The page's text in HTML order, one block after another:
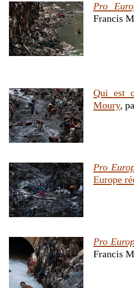
Pro
Francis
Qui est
Moury,
Pro
Europe
Pro
Francis